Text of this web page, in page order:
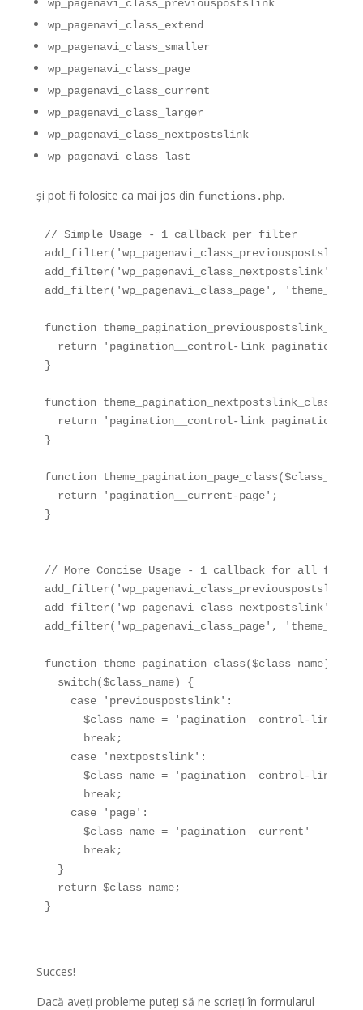
wp_pagenavi_class_previouspostslink
wp_pagenavi_class_extend
wp_pagenavi_class_smaller
wp_pagenavi_class_page
wp_pagenavi_class_current
wp_pagenavi_class_larger
wp_pagenavi_class_nextpostslink
wp_pagenavi_class_last
și pot fi folosite ca mai jos din functions.php.
// Simple Usage - 1 callback per filter
add_filter('wp_pagenavi_class_nextpostslink',
add_filter('wp_pagenavi_class_page',
function
return 'pagination__control-link
}
function
return 'pagination__control-link
}
function
  return 'pagination__current-page';
}
// More Concise Usage - 1 callback for all
add_filter('wp_pagenavi_class_nextpostslink',
add_filter('wp_pagenavi_class_page',
function theme_pagination_class($class_name) {
  switch($class_name) {
    case 'previouspostslink':
$class_name = 'pagination__control-link
      break;
    case 'nextpostslink':
$class_name = 'pagination__control-link
      break;
    case 'page':
      $class_name = 'pagination__current'
      break;
  }
  return $class_name;
}
Succes!
Dacă aveți probleme puteți să ne scrieți în formularul